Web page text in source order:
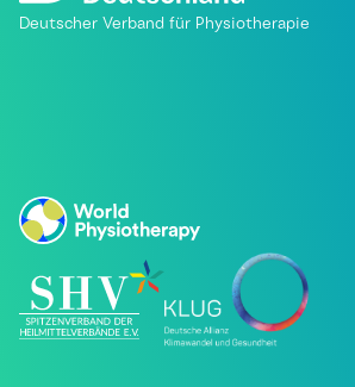
Deutscher Verband für Physiotherapie